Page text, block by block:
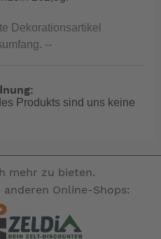
Dekorationsartikel
--
Produkts sind uns keine
mehr zu bieten.
anderen Online-Shops: